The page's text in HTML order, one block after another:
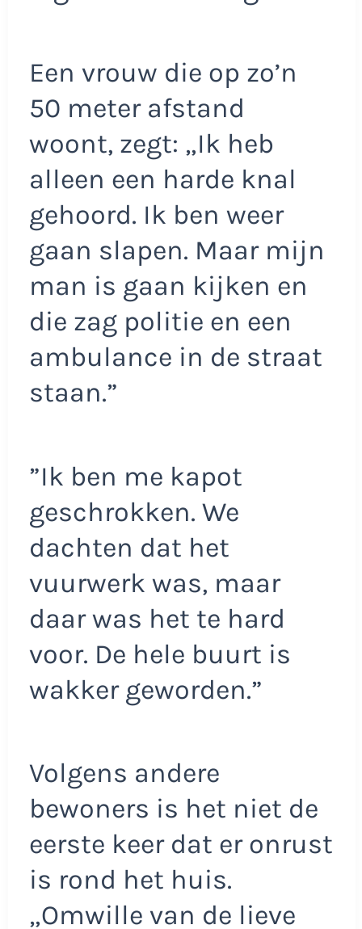
Een vrouw die op zo’n
50 meter afstand
woont, zegt: „Ik heb
alleen een harde knal
gehoord. Ik ben weer
gaan slapen. Maar mijn
man is gaan kijken en
die zag politie en een
ambulance in de straat
staan.”
”Ik ben me kapot
geschrokken. We
dachten dat het
vuurwerk was, maar
daar was het te hard
voor. De hele buurt is
wakker geworden.”
Volgens andere
bewoners is het niet de
eerste keer dat er onrust
is rond het huis.
„Omwille van de lieve